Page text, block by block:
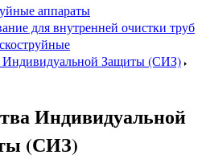
аппараты
для внутренней очистки труб
Индивидуальной Защиты (СИЗ)
Индивидуальной
(СИЗ)